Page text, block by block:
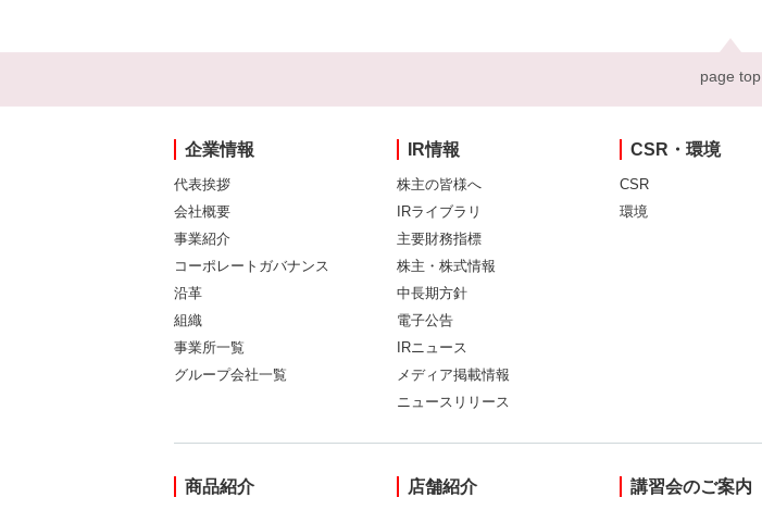
page top
企業情報
代表挨拶
会社概要
事業紹介
コーポレートガバナンス
沿革
組織
事業所一覧
グループ会社一覧
IR情報
株主の皆様へ
IRライブラリ
主要財務指標
株主・株式情報
中長期方針
電子公告
IRニュース
メディア掲載情報
ニュースリリース
CSR・環境
CSR
環境
商品紹介 店舗紹介 講習会のご案内